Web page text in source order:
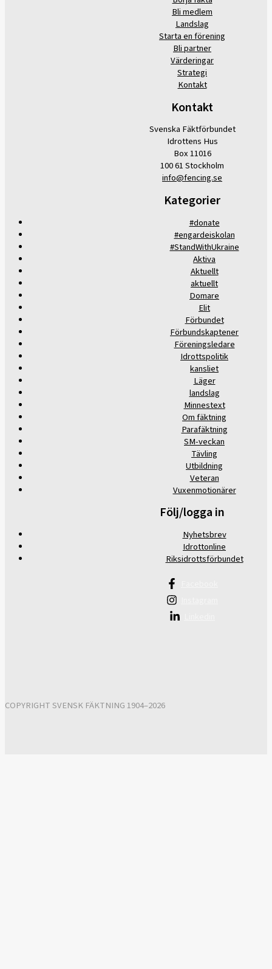
Bli medlem
Landslag
Starta en förening
Bli partner
Värderingar
Strategi
Kontakt
Kontakt
Svenska Fäktförbundet
Idrottens Hus
Box 11016
100 61 Stockholm
info@fencing.se
Kategorier
#donate
#engardeiskolan
#StandWithUkraine
Aktiva
Aktuellt
aktuellt
Domare
Elit
Förbundet
Förbundskaptener
Föreningsledare
Idrottspolitik
kansliet
Läger
landslag
Minnestext
Om fäktning
Parafäktning
SM-veckan
Tävling
Utbildning
Veteran
Vuxenmotionärer
Följ/logga in
Nyhetsbrev
Idrottonline
Riksidrottsförbundet
COPYRIGHT SVENSK FÄKTNING 1904–2026